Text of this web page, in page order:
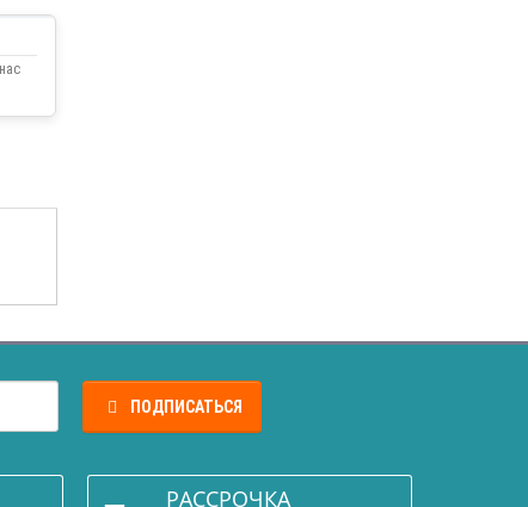
ПОДПИСАТЬСЯ
РАССРОЧКА